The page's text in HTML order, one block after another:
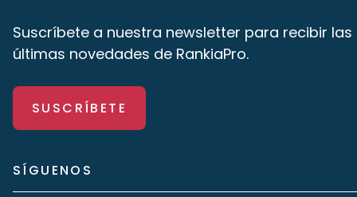
Suscríbete a nuestra newsletter para recibir las
últimas novedades de RankiaPro.
SUSCRÍBETE
SÍGUENOS